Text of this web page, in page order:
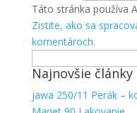
Táto stránka používa
Zistite, ako sa
komentároch.
Najnovšie články
jawa 250/11 Perák –